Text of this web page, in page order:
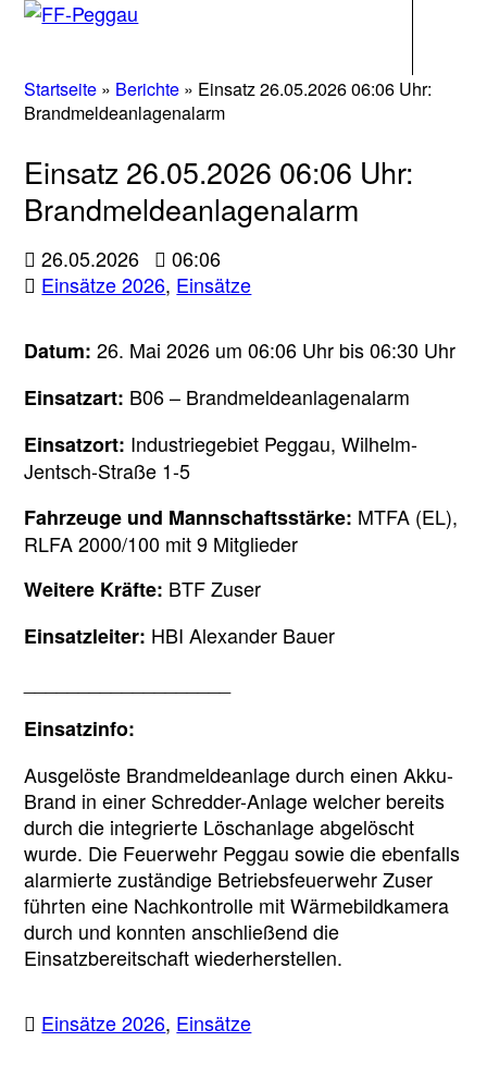
Startseite » Berichte » Einsatz 26.05.2026 06:06 Uhr:
Brandmeldeanlagenalarm
Einsatz 26.05.2026 06:06 Uhr:
Brandmeldeanlagenalarm
26.05.2026
06:06
Einsätze 2026, Einsätze
Datum: 26. Mai 2026 um 06:06 Uhr bis 06:30 Uhr
Einsatzart: B06 – Brandmeldeanlagenalarm
Einsatzort: Industriegebiet Peggau, Wilhelm-
Jentsch-Straße 1-5
Fahrzeuge und Mannschaftsstärke: MTFA (EL),
RLFA 2000/100 mit 9 Mitglieder
Weitere Kräfte: BTF Zuser
Einsatzleiter: HBI Alexander Bauer
Einsatzinfo:
Ausgelöste Brandmeldeanlage durch einen Akku-
Brand in einer Schredder-Anlage welcher bereits
durch die integrierte Löschanlage abgelöscht
wurde. Die Feuerwehr Peggau sowie die ebenfalls
alarmierte zuständige Betriebsfeuerwehr Zuser
führten eine Nachkontrolle mit Wärmebildkamera
durch und konnten anschließend die
Einsatzbereitschaft wiederherstellen.
Einsätze 2026, Einsätze